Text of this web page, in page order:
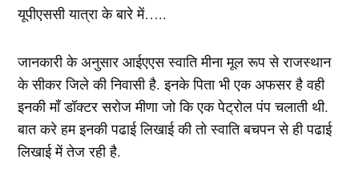
यूपीएससी यात्रा के बारे में…..
जानकारी के अनुसार आईएएस स्वाति मीना मूल रूप से राजस्थान
के सीकर जिले की निवासी है. इनके पिता भी एक अफसर है वही
इनकी माँ डॉक्टर सरोज मीणा जो कि एक पेट्रोल पंप चलाती थी.
बात करे हम इनकी पढाई लिखाई की तो स्वाति बचपन से ही पढाई
लिखाई में तेज रही है.